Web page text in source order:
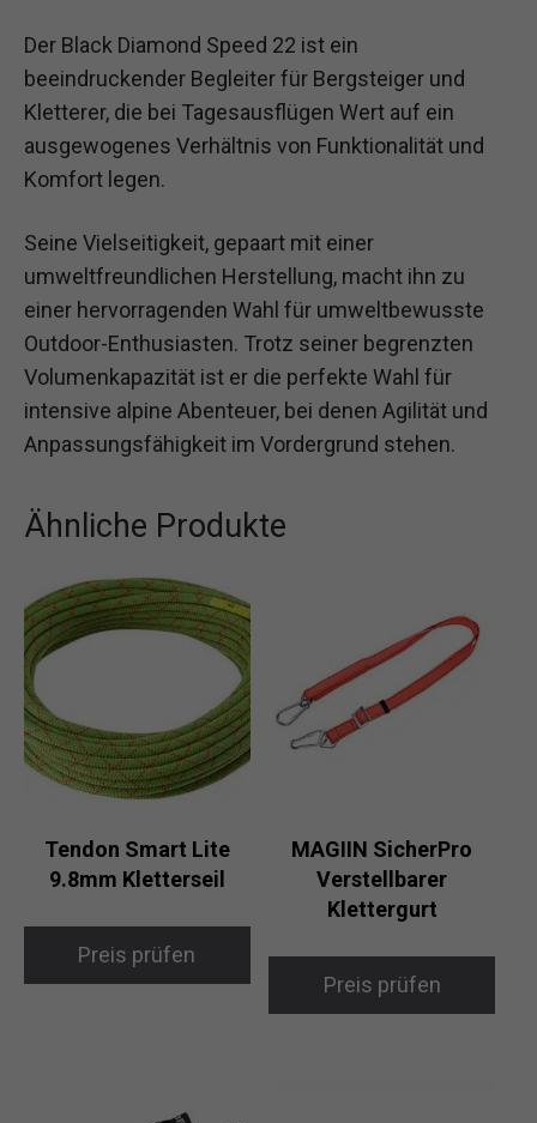
Der Black Diamond Speed 22 ist ein
beeindruckender Begleiter für Bergsteiger und
Kletterer, die bei Tagesausflügen Wert auf ein
ausgewogenes Verhältnis von Funktionalität und
Komfort legen.
Seine Vielseitigkeit, gepaart mit einer
umweltfreundlichen Herstellung, macht ihn zu
einer hervorragenden Wahl für umweltbewusste
Outdoor-Enthusiasten. Trotz seiner begrenzten
Volumenkapazität ist er die perfekte Wahl für
intensive alpine Abenteuer, bei denen Agilität und
Anpassungsfähigkeit im Vordergrund stehen.
Ähnliche Produkte
Tendon Smart Lite
9.8mm Kletterseil
Preis prüfen
MAGIIN SicherPro
Verstellbarer
Klettergurt
Preis prüfen